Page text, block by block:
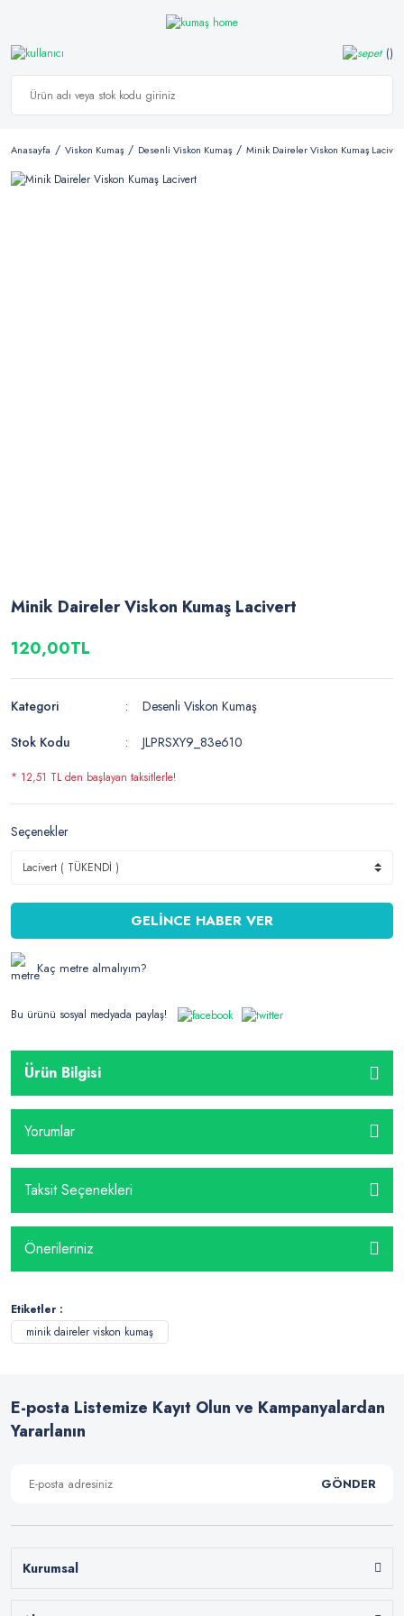
Anasayfa Viskon Kumaş Desenli Viskon Kumaş Minik Daireler Viskon Kumaş Lacivert
Minik Daireler Viskon Kumaş Lacivert
120,00TL
Kategori
Desenli Viskon Kumaş
Stok Kodu
JLPRSXY9_83e610
* 12,51 TL den başlayan taksitlerle!
Seçenekler
GELİNCE HABER VER
Kaç metre almalıyım?
Bu ürünü sosyal medyada paylaş!
Ürün Bilgisi
Yorumlar
Taksit Seçenekleri
Önerileriniz
Etiketler :
minik daireler viskon kumaş
E-posta Listemize Kayıt Olun ve Kampanyalardan
Yararlanın
GÖNDER
Kurumsal